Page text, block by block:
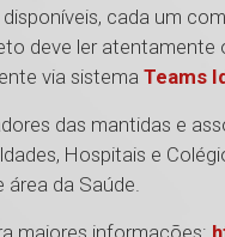
cada um
deve ler atentamente
via sistema Teams
das mantidas e
Hospitais e
área da Saúde.